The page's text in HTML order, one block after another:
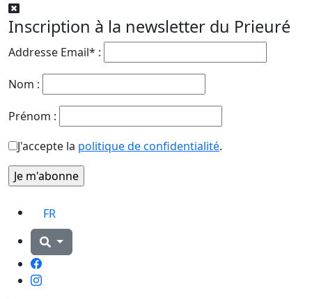
Inscription à la newsletter du Prieuré
Addresse Email* :
Nom :
Prénom :
J'accepte la politique de confidentialité.
FR
Facebook
Instagram